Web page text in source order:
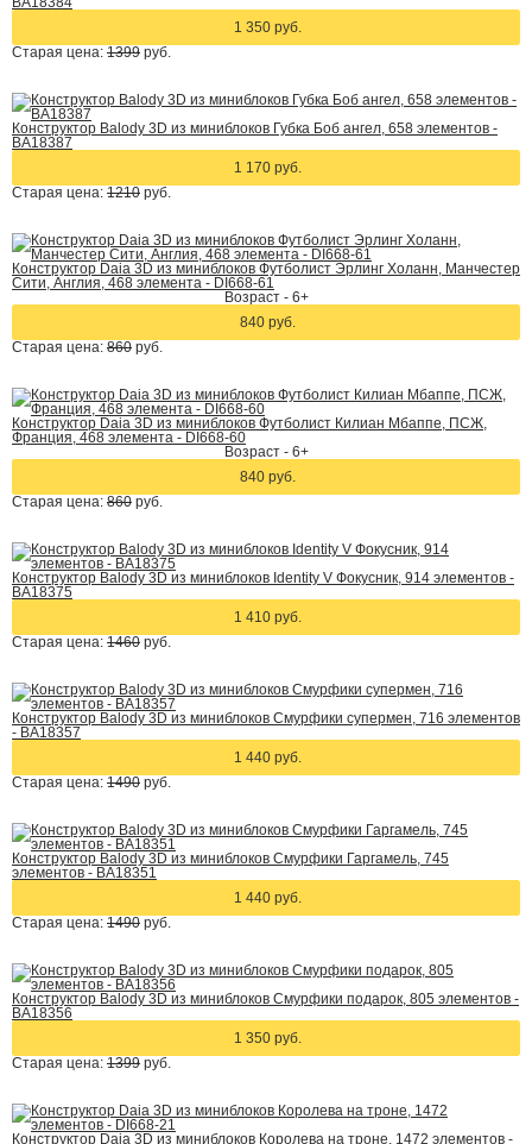
1 350 руб.
Старая цена: 1399 руб.
Конструктор Balody 3D из миниблоков Губка Боб ангел, 658 элементов -
BA18387
1 170 руб.
Старая цена: 1210 руб.
Конструктор Daia 3D из миниблоков Футболист Эрлинг Холанн, Манчестер
Сити, Англия, 468 элемента - DI668-61
Возраст - 6+
840 руб.
Старая цена: 860 руб.
Конструктор Daia 3D из миниблоков Футболист Килиан Мбаппе, ПСЖ,
Франция, 468 элемента - DI668-60
Возраст - 6+
840 руб.
Старая цена: 860 руб.
Конструктор Balody 3D из миниблоков Identity V Фокусник, 914 элементов -
BA18375
1 410 руб.
Старая цена: 1460 руб.
Конструктор Balody 3D из миниблоков Смурфики супермен, 716 элементов
- BA18357
1 440 руб.
Старая цена: 1490 руб.
Конструктор Balody 3D из миниблоков Смурфики Гаргамель, 745
элементов - BA18351
1 440 руб.
Старая цена: 1490 руб.
Конструктор Balody 3D из миниблоков Смурфики подарок, 805 элементов -
BA18356
1 350 руб.
Старая цена: 1399 руб.
Конструктор Daia 3D из миниблоков Королева на троне, 1472 элементов -